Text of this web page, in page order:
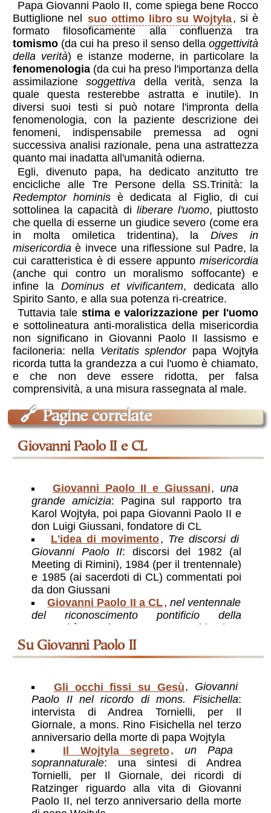
Papa Giovanni Paolo II, come spiega bene Rocco
Buttiglione nel
suo ottimo libro su Wojtyła, si è
formato filosoficamente alla confluenza tra
tomismo(da cui ha preso il senso dellaoggettività
della verità) e istanze moderne, in particolare la
fenomenologia(da cui ha preso l'importanza della
assimilazionesoggettiva della verità, senza la
quale questa resterebbe astratta e inutile). In
diversi suoi testi si può notare l'impronta della
fenomenologia, con la paziente descrizione dei
fenomeni, indispensabile premessa ad ogni
successiva analisi razionale, pena una astrattezza
quanto mai inadatta all'umanità odierna.
Egli, divenuto papa, ha dedicato anzitutto tre
encicliche alle Tre Persone della SS.Trinità: la
Redemptor hominis è dedicata al Figlio, di cui
sottolinea la capacità di liberare l'uomo, piuttosto
che quella di esserne un giudice severo (come era
in molta omiletica tridentina), laDives in
misericordiaè invece una riflessione sul Padre, la
cui caratteristica è di essere appuntomisericordia
(anche qui contro un moralismo soffocante) e
infine la Dominus et vivificantem, dedicata allo
Spirito Santo, e alla sua potenza ri-creatrice.
Tuttavia tale stima e valorizzazione per l'uomo
e sottolineatura anti-moralistica della misericordia
non significano in Giovanni Paolo II lassismo e
faciloneria: nella Veritatis splendorpapa Wojtyła
ricorda tutta la grandezza a cui l'uomo è chiamato,
e che non deve essere ridotta, per falsa
comprensività, a una misura rassegnata al male.
🔗 Pagine correlate
Giovanni Paolo II e CL
Giovanni Paolo II e Giussani, una
grande amicizia: Pagina sul rapporto tra
Karol Wojtyła, poi papa Giovanni Paolo II e
don Luigi Giussani, fondatore di CL
Giovanni Paolo II a CL,nel ventennale
del riconoscimento pontificio della
Fraternità
: quasi un testamento spirituale a
CL
L'idea di movimento, Tre discorsi di
Giovanni Paolo II: discorsi del 1982 (al
Meeting di Rimini), 1984 (per il trentennale)
e 1985 (ai sacerdoti di CL) commentati poi
da don Giussani
su Giovanni Paolo II
Il Wojtyla segreto, un Papa
soprannaturale: una sintesi di Andrea
Tornielli, per Il Giornale, dei ricordi di
Ratzinger riguardo alla vita di Giovanni
Paolo II, nel terzo anniversario della morte
Gli occhi fissi su Gesù, Giovanni
Paolo II nel ricordo di mons. Fisichella:
intervista di Andrea Tornielli, per Il
Giornale, a mons. Rino Fisichella nel terzo
anniversario della morte di papa Wojtyla